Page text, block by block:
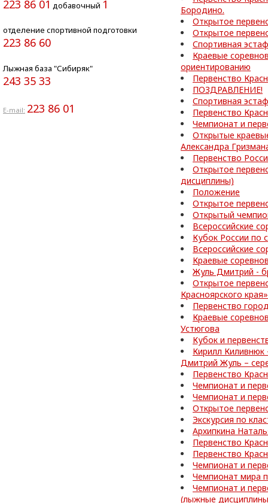
223 86 01 добавочный 1
отделение спортивной подготовки
223 86 60
Лыжная база "Сибиряк"
243 35 33
E-mail: 223 86 01
Бородино.
Открытое
Открытое
Спортивная
Краевые
ориентированию
Первенство
ПОЗДРАВЛЕНИЕ!
Спортивная
Первенство
Чемпионат и
Открытые
Александра
Первенство
Открытое
дисциплины)
Положение
Открытое
Открытый
Всероссийские
Кубок России по
Всероссийские
Краевые
Жуль Дмитрий -
Открытое
Красноярского края»
Первенство
Краевые
Устюгова
Кубок и
Кирилл
Дмитрий Жуль –
Первенство
Чемпионат и
Чемпионат и
Открытое
Экскурсия по
Архипкина
Первенство
Первенство
Чемпионат и
Чемпионат мира
Чемпионат и
(лыжные